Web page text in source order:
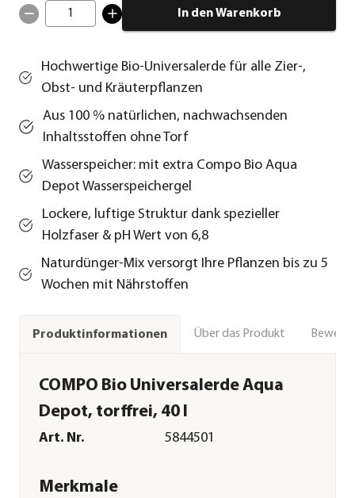
1 In den Warenkorb
Hochwertige Bio-Universalerde für alle Zier-,
Obst- und Kräuterpflanzen
Aus 100 % natürlichen, nachwachsenden
Inhaltsstoffen ohne Torf
Wasserspeicher: mit extra Compo Bio Aqua
Depot Wasserspeichergel
Lockere, luftige Struktur dank spezieller
Holzfaser & pH Wert von 6,8
Naturdünger-Mix versorgt Ihre Pflanzen bis zu 5
Wochen mit Nährstoffen
Produktinformationen Über das Produkt
COMPO Bio Universalerde Aqua
Depot, torffrei, 40 l
Art. Nr. 5844501
Merkmale